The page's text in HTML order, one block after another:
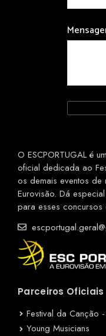
O ESCPORTUGAL é
oficial dedicada ao
os demais eventos
Eurovisão. Dá
para esses concursos
Parceiros Oficiais
Festival da Canção -
Young Musicians